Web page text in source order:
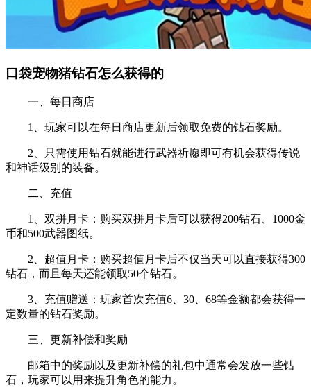
口袋宠物猪钻石怎么获得的
一、每日商店
1、玩家可以在每日商店更新后领取免费的钻石奖励。
2、只需使用钻石就能进行武器祈愿即可有机会获得传说
和神话级别的装备。‌
二、充值
1、双拼月卡：购买双拼月卡后可以获得200钻石、1000金
币和500武器图纸。
2、超值月卡：购买超值月卡后不仅当天可以直接获得300
钻石，而且每天还能领取50个钻石。
3、充值赠送：玩家首次充值6、30、68等金额都会获得一
定数量的钻石奖励。
三、更新补偿和奖励
邮箱中的奖励以及更新补偿的礼包中通常会发放一些钻
石，玩家可以用来提升角色的能力。